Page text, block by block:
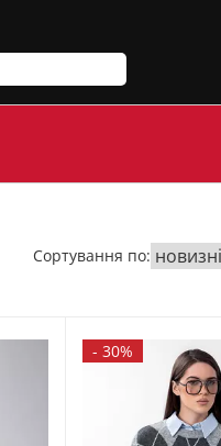
Сортування по:
- 30%